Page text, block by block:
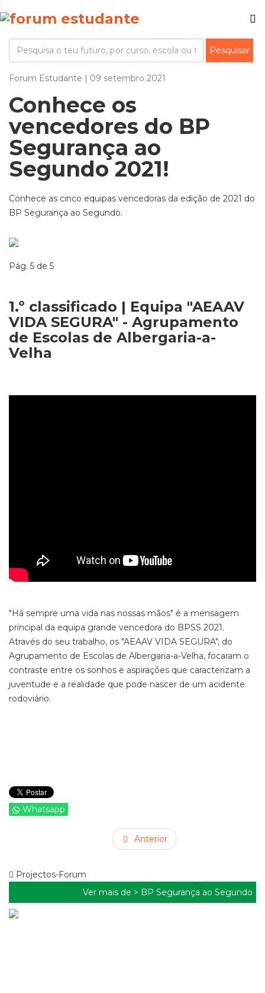
Forum Estudante | 09 setembro 2021
Conhece os
vencedores do BP
Segurança ao
Segundo 2021!
Conhece as cinco equipas vencedoras da edição de 2021 do
BP Segurança ao Segundo.
Pág. 5 de 5
1.º classificado | Equipa "AEAAV
VIDA SEGURA" - Agrupamento
de Escolas de Albergaria-a-
Velha
"Há sempre uma vida nas nossas mãos" é a mensagem
principal da equipa grande vencedora do BPSS 2021.
Através do seu trabalho, os "AEAAV VIDA SEGURA", do
Agrupamento de Escolas de Albergaria-a-Velha, focaram o
contraste entre os sonhos e aspirações que caracterizam a
juventude e a realidade que pode nascer de um acidente
rodoviário.
Whatsapp
Anterior
Projectos-Forum
Ver mais de > BP Segurança ao Segundo